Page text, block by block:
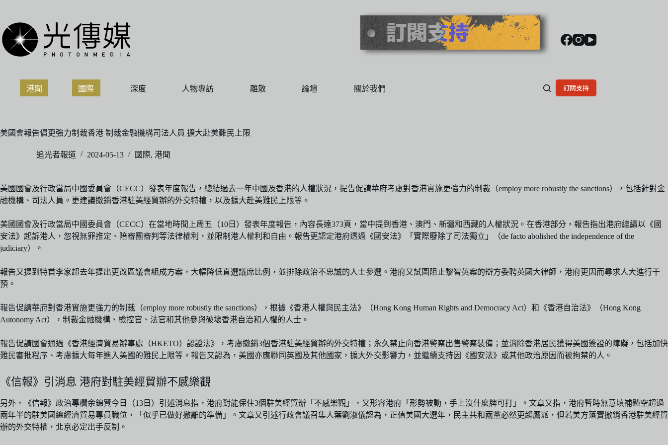
主
要
內
港聞 國際 深度 人物專訪 離散 論壇 關於我們 訂閱支持
美國會報告倡更強力制裁香港 制裁金融機構司法人員 擴大赴美難民上限
追光者報道 2024-05-13 國際, 港聞
美國國會及行政當局中國委員會（CECC）發表年度報告，總結過去一年中國及香港的人權狀況，提告促請華府考慮對香港實施更強力的制裁（employ more robustly the sanctions），包括針對金
融機構、司法人員。更建議撤銷香港駐美經貿辦的外交特權，以及擴大赴美難民上限等。
美國國會及行政當局中國委員會（CECC）在當地時間上周五（10日）發表年度報告，內容長達373頁，當中提到香港、澳門、新疆和西藏的人權狀況。在香港部分，報告指出港府繼續以《國
安法》起訴港人，忽視無罪推定、陪審團審判等法律權利，並限制港人權利和自由。報告更認定港府透過《國安法》「實際廢除了司法獨立」（de facto abolished the independence of the
judiciary）。
報告又提到特首李家超去年提出更改區議會組成方案，大幅降低直選議席比例，並排除政治不忠誠的人士參選。港府又試圖阻止黎智英案的辯方委聘英國大律師，港府更因而尋求人大進行干
預。
報告促請華府對香港實施更強力的制裁（employ more robustly the sanctions），根據《香港人權與民主法》（Hong Kong Human Rights and Democracy Act）和《香港自治法》（Hong Kong
Autonomy Act），制裁金融機構、檢控官、法官和其他參與破壞香港自治和人權的人士。
報告促請國會通過《香港經濟貿易辦事處（HKETO）認證法》，考慮撤銷3個香港駐美經貿辦的外交特權；永久禁止向香港警察出售警察裝備；並消除香港居民獲得美國簽證的障礙，包括加快
難民審批程序、考慮擴大每年進入美國的難民上限等。報告又認為，美國亦應聯同英國及其他國家，擴大外交影響力，並繼續支持因《國安法》或其他政治原因而被拘禁的人。
《信報》引消息 港府對駐美經貿辦不感樂觀
另外，《信報》政治專欄余錦賢今日（13日）引述消息指，港府對能保住3個駐美經貿辦「不感樂觀」，又形容港府「形勢被動，手上沒什麼牌可打」。文章又指，港府暫時無意填補懸空超過
兩年半的駐美國總經濟貿易專員職位，「似乎已做好撤離的準備」。文章又引述行政會議召集人葉劉淑儀認為，正值美國大選年，民主共和兩黨必然更趨鷹派，但若美方落實撤銷香港駐美經貿
辦的外交特權，北京必定出手反制。